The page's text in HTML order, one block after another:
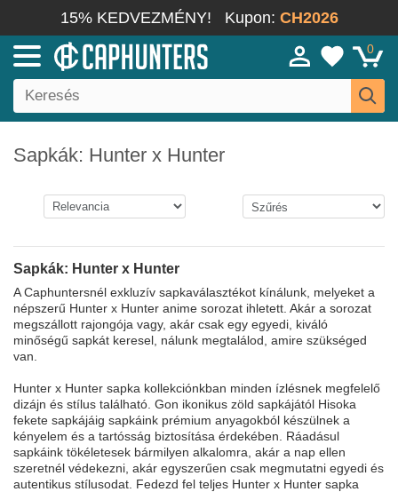
15% KEDVEZMÉNY! Kupon: CH2026
0
Sapkák: Hunter x Hunter
Sapkák: Hunter x Hunter
A Caphuntersnél exkluzív sapkaválasztékot kínálunk, melyeket a
népszerű Hunter x Hunter anime sorozat ihletett. Akár a sorozat
megszállott rajongója vagy, akár csak egy egyedi, kiváló
minőségű sapkát keresel, nálunk megtalálod, amire szükséged
van.
Hunter x Hunter sapka kollekciónkban minden ízlésnek megfelelő
dizájn és stílus található. Gon ikonikus zöld sapkájától Hisoka
fekete sapkájáig sapkáink prémium anyagokból készülnek a
kényelem és a tartósság biztosítása érdekében. Ráadásul
sapkáink tökéletesek bármilyen alkalomra, akár a nap ellen
szeretnél védekezni, akár egyszerűen csak megmutatni egyedi és
autentikus stílusodat. Fedezd fel teljes Hunter x Hunter sapka